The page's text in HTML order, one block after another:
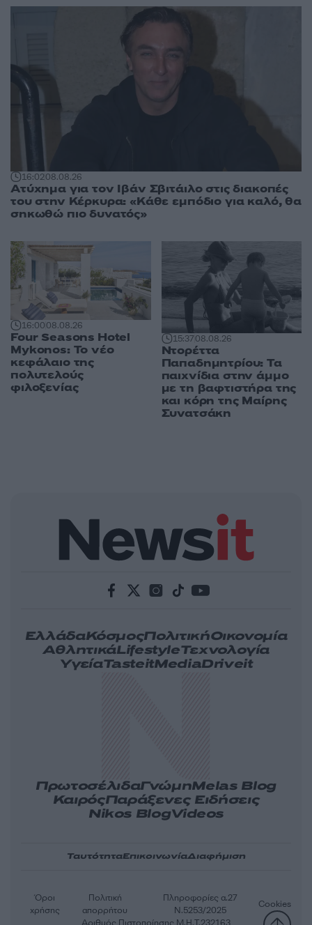
16:0208.08.26
Ατύχημα για τον Ιβάν Σβιτάιλο στις διακοπές
του στην Κέρκυρα: «Κάθε εμπόδιο για καλό, θα
σηκωθώ πιο δυνατός»
16:0008.08.26
Four Seasons Hotel
Mykonos: Το νέο
κεφάλαιο της
πολυτελούς
φιλοξενίας
15:3708.08.26
Ντορέττα
Παπαδημητρίου: Τα
παιχνίδια στην άμμο
με τη βαφτιστήρα της
και κόρη της Μαίρης
Συνατσάκη
ΕλλάδαΚόσμοςΠολιτικήΟικονομία
ΑθλητικάLifestyleΤεχνολογία
ΥγείαTasteitMediaDriveit
ΠρωτοσέλιδαΓνώμηMelas Blog
ΚαιρόςΠαράξενες Ειδήσεις
Nikos BlogVideos
ΤαυτότηταΕπικοινωνίαΔιαφήμιση
Αριθμός Πιστοποίησης Μ.Η.Τ.232163
Όροι
χρήσης
Πολιτική
απορρήτου
Πληροφορίες α.27
Ν.5253/2025
Cookies